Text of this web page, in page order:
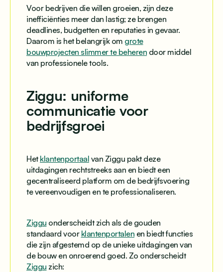
Voor bedrijven die willen groeien, zijn deze
inefficiënties meer dan lastig; ze brengen
deadlines, budgetten en reputaties in gevaar.
Daarom is het belangrijk om grote
bouwprojecten slimmer te beheren door middel
van professionele tools.
Ziggu: uniforme
communicatie voor
bedrijfsgroei
Het klantenportaal van Ziggu pakt deze
uitdagingen rechtstreeks aan en biedt een
gecentraliseerd platform om de bedrijfsvoering
te vereenvoudigen en te professionaliseren.
Ziggu onderscheidt zich als de gouden
standaard voor klantenportalen en biedt functies
die zijn afgestemd op de unieke uitdagingen van
de bouw en onroerend goed. Zo onderscheidt
Ziggu zich: